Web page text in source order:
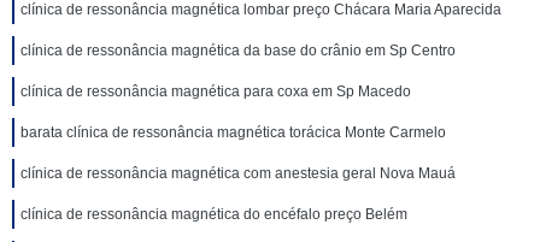
clínica de ressonância magnética lombar preço Chácara Maria Aparecida
clínica de ressonância magnética da base do crânio em Sp Centro
clínica de ressonância magnética para coxa em Sp Macedo
barata clínica de ressonância magnética torácica Monte Carmelo
clínica de ressonância magnética com anestesia geral Nova Mauá
clínica de ressonância magnética do encéfalo preço Belém